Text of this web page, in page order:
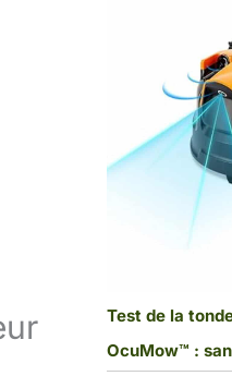
Test de la
OcuMow™ :